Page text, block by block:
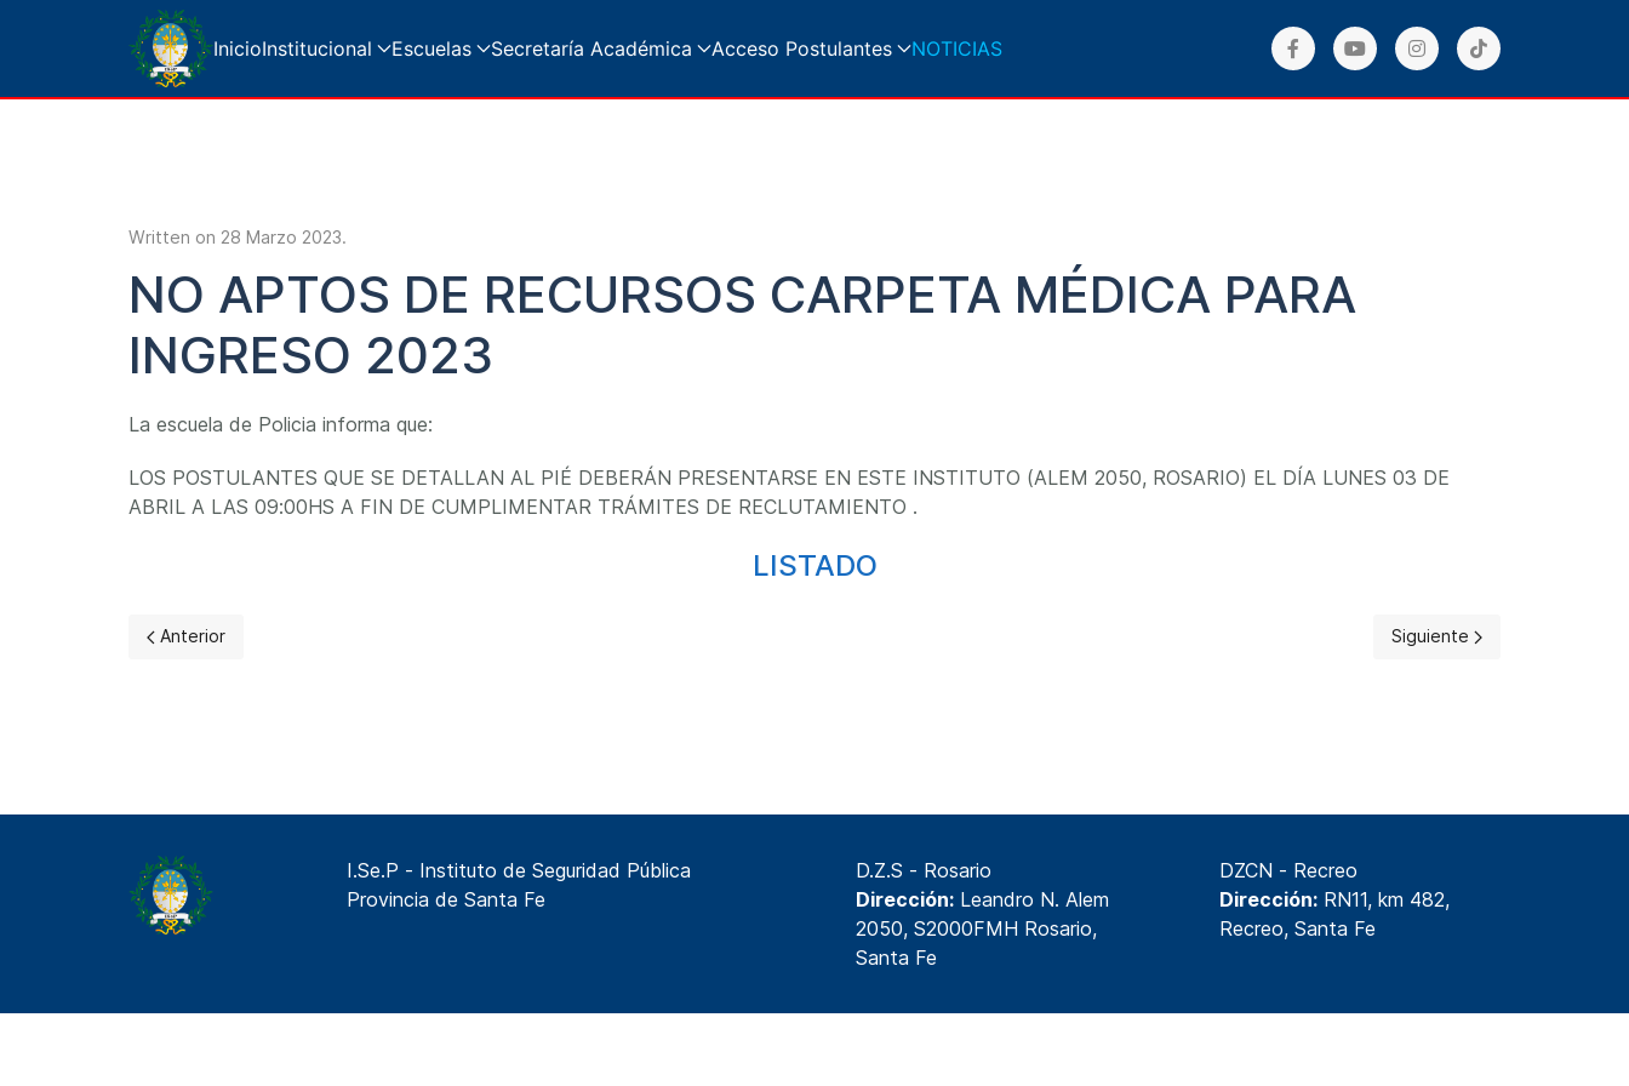
InicioInstitucional Escuelas Secretaría Académica Acceso Postulantes NOTICIAS
Written on 28 Marzo 2023.
NO APTOS DE RECURSOS CARPETA MÉDICA PARA
INGRESO 2023
La escuela de Policia informa que:
LOS POSTULANTES QUE SE DETALLAN AL PIÉ DEBERÁN PRESENTARSE EN ESTE INSTITUTO (ALEM 2050, ROSARIO) EL DÍA LUNES 03 DE
ABRIL A LAS 09:00HS A FIN DE CUMPLIMENTAR TRÁMITES DE RECLUTAMIENTO .
LISTADO
Artículo anterior: FECHA DE PRESENTACION DE CERTIFICADOS RECTIFCADA PARA RECURSOS DE REVOCATORIA DE NO APTOS EN LA DE ENTREGA DE CARPETA MEDICA
Anterior Artículo siguiente:
Siguiente
I.Se.P - Instituto de Seguridad Pública
Provincia de Santa Fe
D.Z.S - Rosario
Dirección: Leandro N. Alem
2050, S2000FMH Rosario,
Santa Fe
DZCN - Recreo
Dirección: RN11, km 482,
Recreo, Santa Fe